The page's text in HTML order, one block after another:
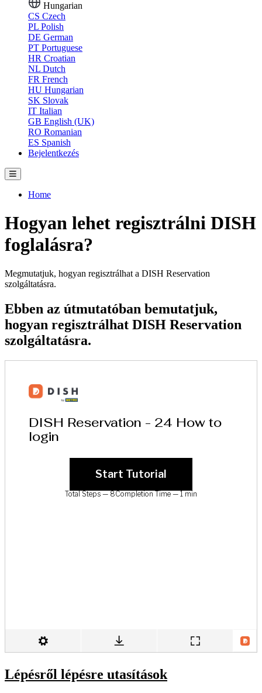
Hungarian
CS Czech
PL Polish
DE German
PT Portuguese
HR Croatian
NL Dutch
FR French
HU Hungarian
SK Slovak
IT Italian
GB English (UK)
RO Romanian
ES Spanish
Bejelentkezés
Home
Hogyan lehet regisztrálni DISH
foglalásra?
Megmutatjuk, hogyan regisztrálhat a DISH Reservation
szolgáltatásra.
Ebben az útmutatóban bemutatjuk,
hogyan regisztrálhat DISH Reservation
szolgáltatásra.
Lépésről lépésre utasítások